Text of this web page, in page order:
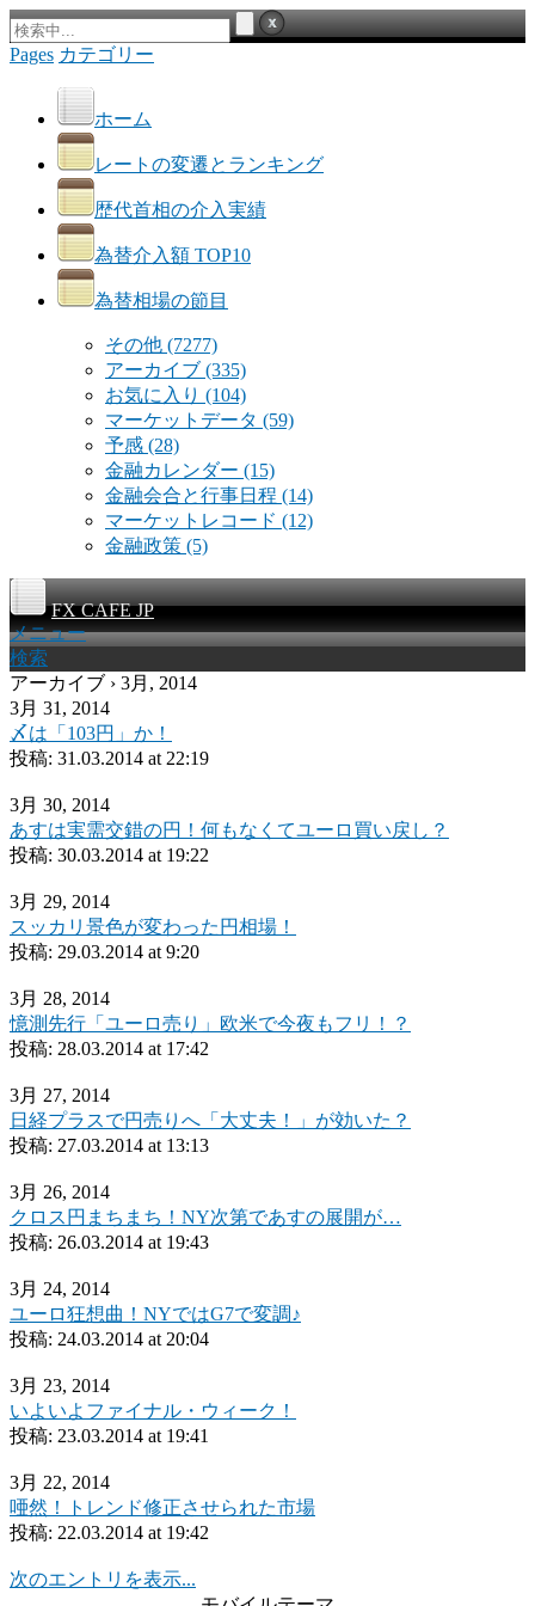
Pages カテゴリー
ホーム
レートの変遷とランキング
歴代首相の介入実績
為替介入額 TOP10
為替相場の節目
その他 (7277)
アーカイブ (335)
お気に入り (104)
マーケットデータ (59)
予感 (28)
金融カレンダー (15)
金融会合と行事日程 (14)
マーケットレコード (12)
金融政策 (5)
FX CAFE JP
メニュー
検索
アーカイブ › 3月, 2014
3月 31, 2014
〆は「103円」か！
投稿: 31.03.2014 at 22:19
3月 30, 2014
あすは実需交錯の円！何もなくてユーロ買い戻し？
投稿: 30.03.2014 at 19:22
3月 29, 2014
スッカリ景色が変わった円相場！
投稿: 29.03.2014 at 9:20
3月 28, 2014
憶測先行「ユーロ売り」欧米で今夜もフリ！？
投稿: 28.03.2014 at 17:42
3月 27, 2014
日経プラスで円売りへ「大丈夫！」が効いた？
投稿: 27.03.2014 at 13:13
3月 26, 2014
クロス円まちまち！NY次第であすの展開が…
投稿: 26.03.2014 at 19:43
3月 24, 2014
ユーロ狂想曲！NYではG7で変調♪
投稿: 24.03.2014 at 20:04
3月 23, 2014
いよいよファイナル・ウィーク！
投稿: 23.03.2014 at 19:41
3月 22, 2014
唖然！トレンド修正させられた市場
投稿: 22.03.2014 at 19:42
次のエントリを表示...